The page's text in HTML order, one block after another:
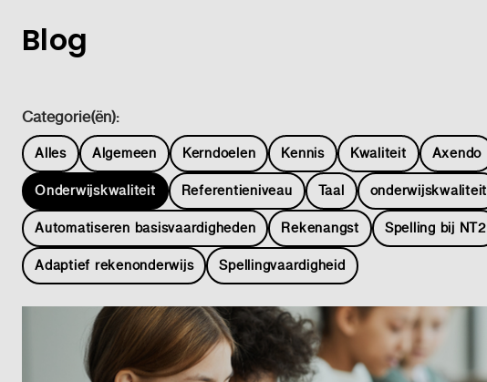
Blog
Categorie(ën):
Alles Algemeen Kerndoelen Kennis Kwaliteit Axendo
Onderwijskwaliteit Referentieniveau Taal onderwijskwaliteit
Automatiseren basisvaardigheden Rekenangst Spelling bij NT2
Adaptief rekenonderwijs Spellingvaardigheid